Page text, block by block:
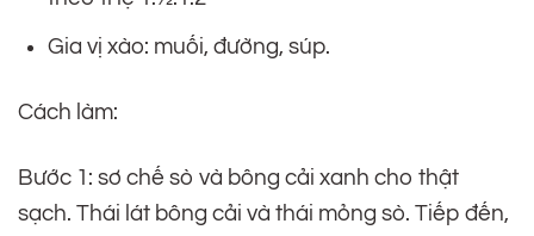
Gia vị xào: muối, đường, súp.
Cách làm:
Bước 1: sơ chế sò và bông cải xanh cho thật
sạch. Thái lát bông cải và thái mỏng sò. Tiếp đến,